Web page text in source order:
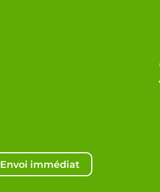
Envoi immédiat